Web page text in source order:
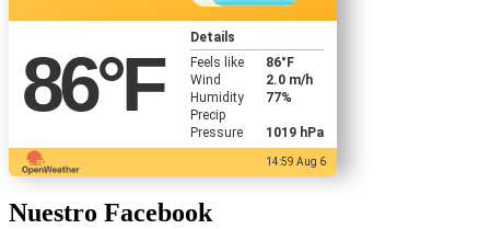
86°F
Details
Feels like
86°F
Wind
2.0 m/h
Humidity
77%
Precip
Pressure
1019 hPa
14:59 Aug 6
Nuestro Facebook